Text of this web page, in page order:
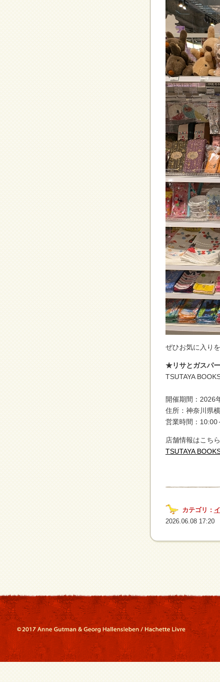
ぜひお気に入り
★リサとガスパ
TSUTAYA
開催期間：2026
住所：神奈川県
営業時間：10:00
店舗情報はこちら
TSUTAYA
カテゴリ：
2026.06.08 17:20